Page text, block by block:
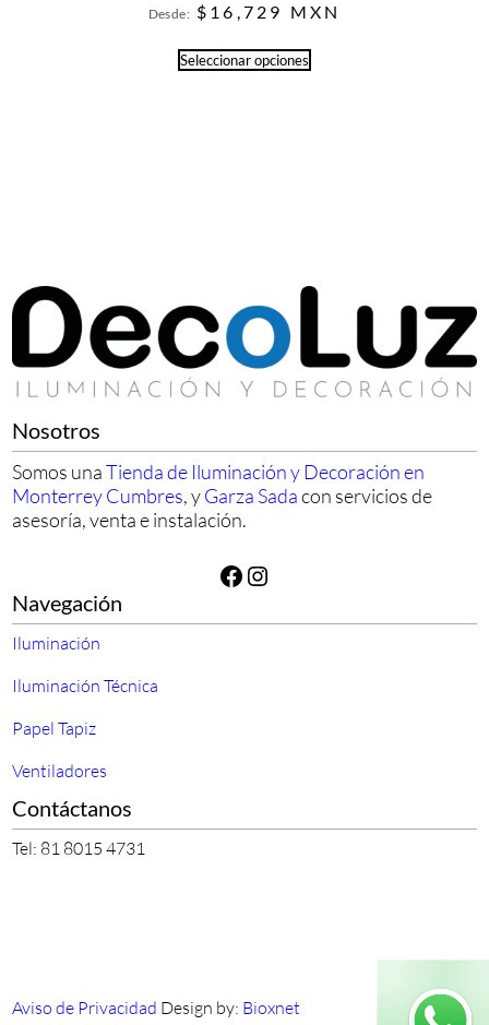
Desde: $ 16,729 MXN
Seleccionar opciones
Nosotros
Somos unaTienda de Iluminación y Decoración en
Monterrey Cumbres, yGarza Sadacon servicios de
asesoría, venta e instalación.
Facebook Instagram
Navegación
Iluminación
Iluminación Técnica
Papel Tapiz
Ventiladores
Contáctanos
Tel: 81 8015 4731
Aviso de Privacidad Design by: Bioxnet